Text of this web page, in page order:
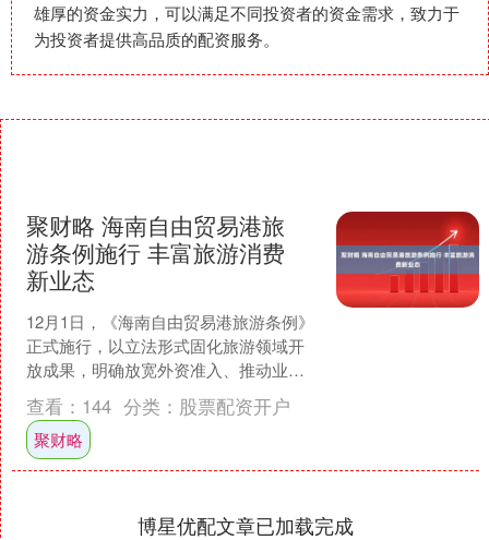
雄厚的资金实力，可以满足不同投资者的资金需求，致力于
为投资者提供高品质的配资服务。
聚财略 海南自由贸易港旅
游条例施行 丰富旅游消费
新业态
12月1日，《海南自由贸易港旅游条例》
正式施行，以立法形式固化旅游领域开
放成果，明确放宽外资准入、推动业态
融合等举措。专家表示，条例的落地将
为海南打造全球旅游投....
查看： 144 分类： 股票配资开户
聚财略
博星优配文章已加载完成